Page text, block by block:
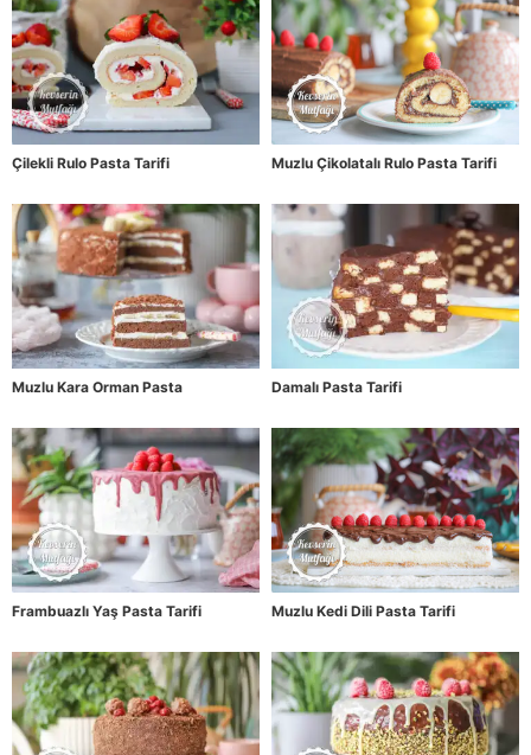
Çilekli Rulo Pasta Tarifi Muzlu Çikolatalı Rulo Pasta Tarifi
Muzlu Kara Orman Pasta Damalı Pasta Tarifi
Frambuazlı Yaş Pasta Tarifi Muzlu Kedi Dili Pasta Tarifi